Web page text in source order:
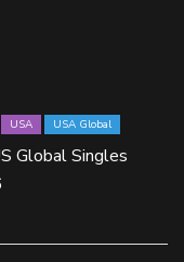
USA USA Global
Global Singles